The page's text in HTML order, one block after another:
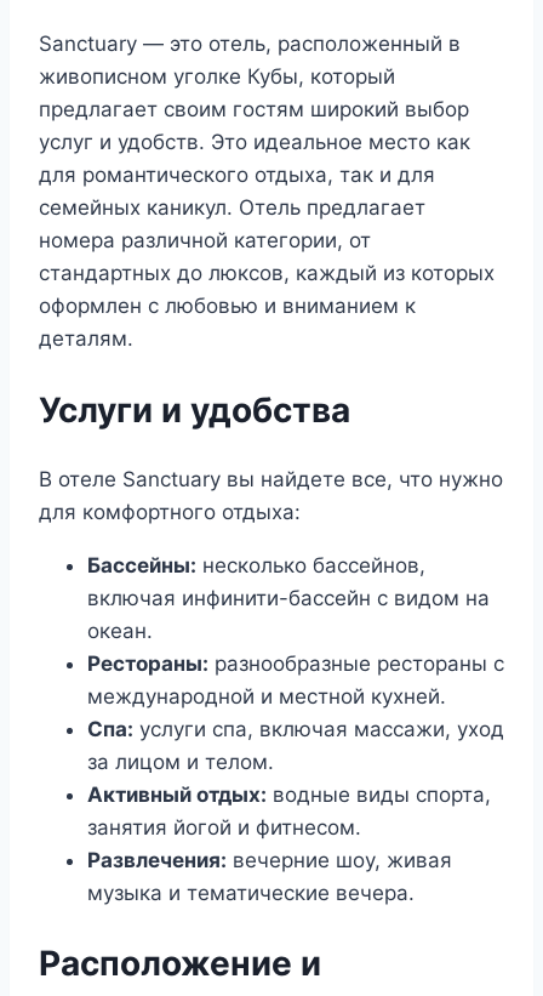
Sanctuary — это отель, расположенный в
живописном уголке Кубы, который
предлагает своим гостям широкий выбор
услуг и удобств. Это идеальное место как
для романтического отдыха, так и для
семейных каникул. Отель предлагает
номера различной категории, от
стандартных до люксов, каждый из которых
оформлен с любовью и вниманием к
деталям.
Услуги и удобства
В отеле Sanctuary вы найдете все, что нужно
для комфортного отдыха:
Бассейны: несколько бассейнов,
включая инфинити-бассейн с видом на
океан.
Рестораны: разнообразные рестораны с
международной и местной кухней.
Спа: услуги спа, включая массажи, уход
за лицом и телом.
Активный отдых: водные виды спорта,
занятия йогой и фитнесом.
Развлечения: вечерние шоу, живая
музыка и тематические вечера.
Расположение и